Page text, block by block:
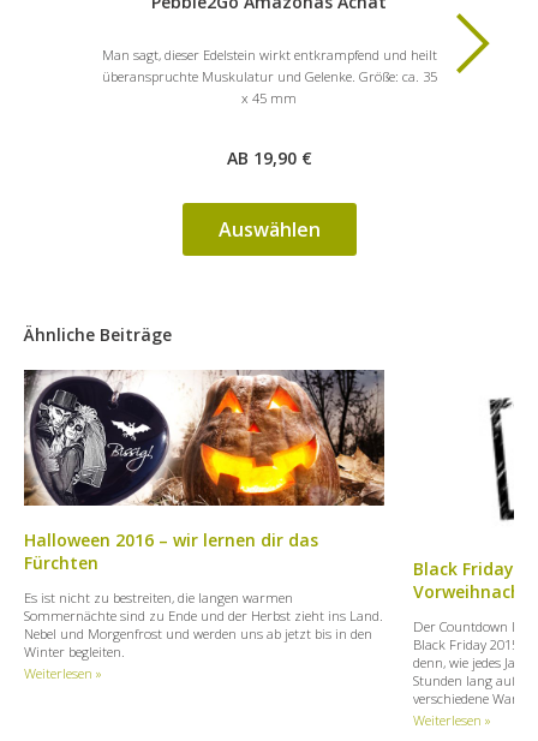
Man sagt, dieser Edelstein wirkt entkrampfend und heilt
überanspruchte Muskulatur und Gelenke. Größe: ca. 35
x 45 mm
AB 19,90 €
Auswählen
Er wirkt
Ähnliche Beiträge
Halloween 2016 – wir lernen dir das
Fürchten
Es ist nicht zu bestreiten, die langen warmen
Sommernächte sind zu Ende und der Herbst zieht ins Land.
Nebel und Morgenfrost und werden uns ab jetzt bis in den
Winter begleiten.
Weiterlesen »
Black Friday -
Der Countdown
Black Friday 2015.
denn, wie jedes
Stunden lang
verschiedene Waren.
Weiterlesen »